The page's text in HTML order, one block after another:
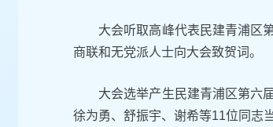
大会听取高峰代表民建青浦区
商联和无党派人士向大会致贺词。
大会选举产生民建青浦区第六
徐为勇、舒振宇、谢希等11位同志